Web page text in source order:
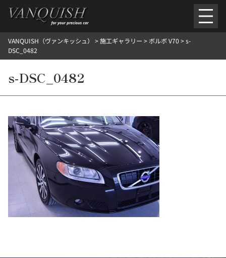
を
ごあいさつ 会社案内施工環境紹介所在地
ご提供メニュー
外装のガラスコーティング施工料金
ヘッドライトクリーニング施工料金
樹脂・メッシュパーツコーティング施工料金
施工ギャラリー
PICKUPNOSTALGIC
お客さまの声お問い合わせ施工のご予約
VANQUISH（ヴァンキッシュ） >施工ギャラリー > ボルボ V70>s-
DSC_0482
s-DSC_0482